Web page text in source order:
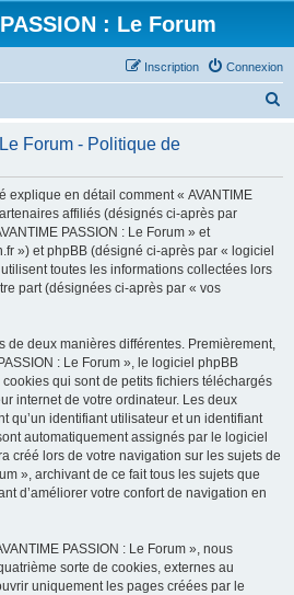
: Le Forum
Connexion
Inscription
h
Forum - Politique de
explique en détail comment « AVANTIME
affiliés (désignés ci-après par
PASSION : Le Forum » et
») et phpBB (désigné ci-après par « logiciel
toutes les informations collectées lors
part (désignées ci-après par « vos
de deux manières différentes. Premièrement,
: Le Forum », le logiciel phpBB
qui sont de petits fichiers téléchargés
internet de votre ordinateur. Les deux
qu’un identifiant utilisateur et un identifiant
automatiquement assignés par le logiciel
créé lors de votre navigation sur les sujets de
», archivant de ce fait tous les sujets que
d’améliorer votre confort de navigation en
PASSION : Le Forum », nous
sorte de cookies, externes au
uniquement les pages créées par le